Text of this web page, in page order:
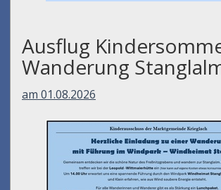
Ausflug
Wanderung
am 01.08.2026